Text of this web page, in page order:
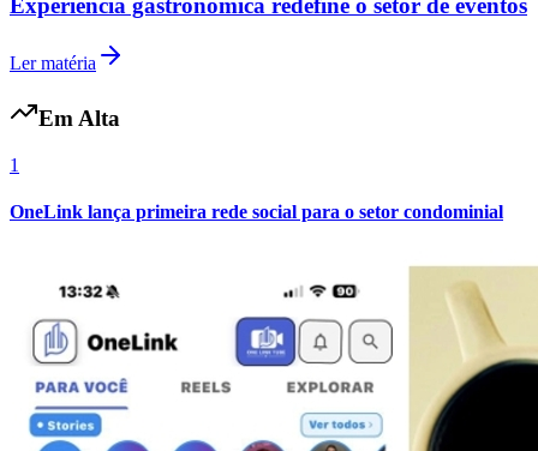
Internacional
Ler matéria
Em Alta
1
OneLink lança primeira rede social para o setor condominial